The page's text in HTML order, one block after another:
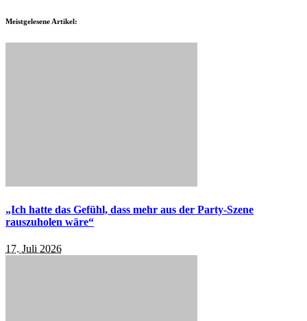
Meistgelesene Artikel:
„Ich hatte das Gefühl, dass mehr aus der Party-Szene
rauszuholen wäre“
17. Juli 2026